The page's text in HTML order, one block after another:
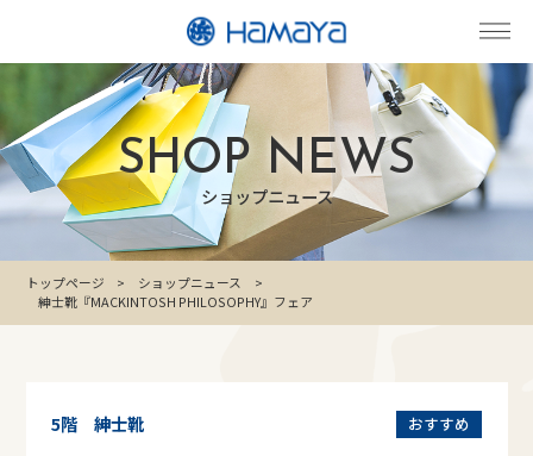
SHOP NEWS
ショップニュース
トップページ
ショップニュース
紳士靴『MACKINTOSH PHILOSOPHY』フェア
おすすめ
5階 紳士靴